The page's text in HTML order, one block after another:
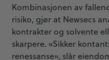
Kombinasjonen av
risiko, gjør at Newsecs
kontrakter og solvente
skarpere. «Sikker
renessanse», slår